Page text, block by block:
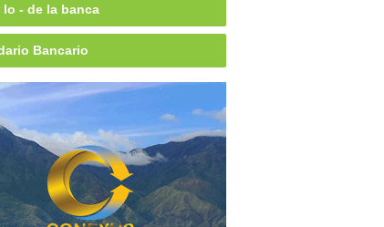
lo - de la banca
Bancario